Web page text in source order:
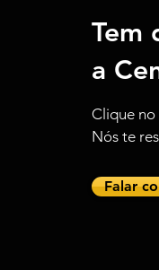
Tem
a
Clique no
Nós te
Falar